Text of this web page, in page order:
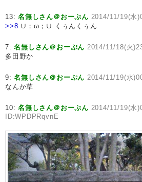
13:名無しさん＠おーぷん 2014/11/19(水
>>8 ∪；ω；∪ くぅんくぅん
7:名無しさん＠おーぷん 2014/11/18(火
多田野か
9:名無しさん＠おーぷん 2014/11/19(水
なんか草
10:名無しさん＠おーぷん 2014/11/19(水
ID:WPDPRqvnE